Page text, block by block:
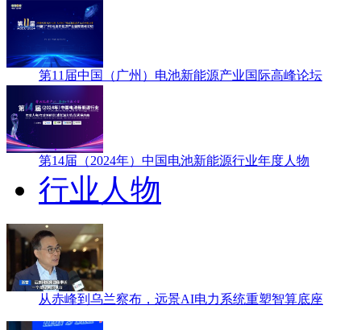
第11届中国（广州）电池新能源产业国际高峰论坛
第14届（2024年）中国电池新能源行业年度人物
行业人物
从赤峰到乌兰察布，远景AI电力系统重塑智算底座